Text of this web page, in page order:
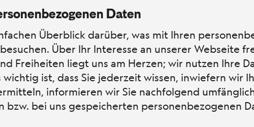
Daten
Überblick darüber, was mit Ihren
Über Ihr Interesse an unserer Webseite
Freiheiten liegt uns am Herzen; wir nutzen Ihre
ist, dass Sie jederzeit wissen, inwiefern wir
informieren wir Sie nachfolgend
bei uns gespeicherten personenbezogenen